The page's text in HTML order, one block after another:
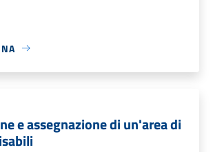
e assegnazione di un'area di